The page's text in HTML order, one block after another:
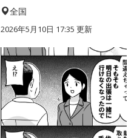
全国
2026年5月10日 17:35 更新